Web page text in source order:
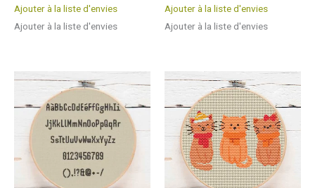
Ajouter à la liste d'envies
Ajouter à la liste d'envies
Ajouter à la liste d'envies
Ajouter à la liste d'envies